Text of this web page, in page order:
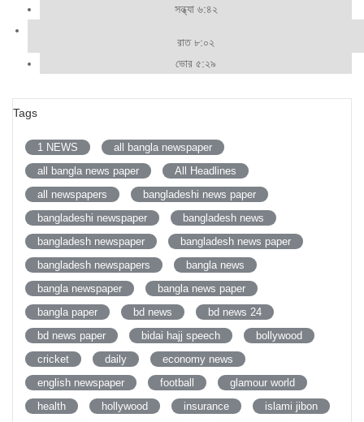
সন্ধ্যা ৬:৪২
রাত ৮:০২
ভোর ৫:২৯
Tags
1 NEWS
all bangla newspaper
all bangla news paper
All Headlines
all newspapers
bangladeshi news paper
bangladeshi newspaper
bangladesh news
bangladesh newspaper
bangladesh news paper
bangladesh newspapers
bangla news
bangla newspaper
bangla news paper
bangla paper
bd news
bd news 24
bd news paper
bidai hajj speech
bollywood
cricket
daily
economy news
english newspaper
football
glamour world
health
hollywood insurance
islami jibon